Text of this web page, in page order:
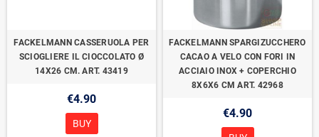
FACKELMANN CASSERUOLA PER
SCIOGLIERE IL CIOCCOLATO Ø
14X26 CM. ART. 43419
€4.90
BUY
FACKELMANN SPARGIZUCCHERO
CACAO A VELO CON FORI IN
ACCIAIO INOX + COPERCHIO
8X6X6 CM ART. 42968
€4.90